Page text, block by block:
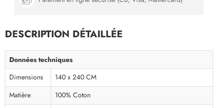
DESCRIPTION DÉTAILLÉE
Données techniques
Dimensions
140 x 240 CM
Matière
100% Coton